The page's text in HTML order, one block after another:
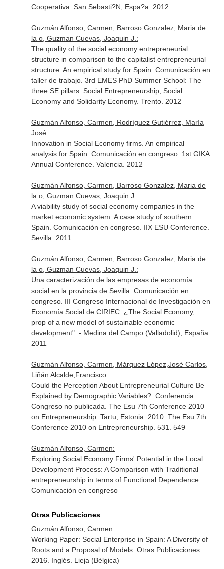
Cooperativa. San Sebasti?N, Espa?a. 2012
Guzmán Alfonso, Carmen, Barroso Gonzalez, Maria de
la o, Guzman Cuevas, Joaquin J.:
The quality of the social economy entrepreneurial
structure in comparison to the capitalist entrepreneurial
structure. An empirical study for Spain. Comunicación en
taller de trabajo. 3rd EMES PhD Summer School: The
three SE pillars: Social Entrepreneurship, Social
Economy and Solidarity Economy. Trento. 2012
Guzmán Alfonso, Carmen, Rodríguez Gutiérrez, María
José:
Innovation in Social Economy firms. An empirical
analysis for Spain. Comunicación en congreso. 1st GIKA
Annual Conference. Valencia. 2012
Guzmán Alfonso, Carmen, Barroso Gonzalez, Maria de
la o, Guzman Cuevas, Joaquin J.:
A viability study of social economy companies in the
market economic system. A case study of southern
Spain. Comunicación en congreso. IIX ESU Conference.
Sevilla. 2011
Guzmán Alfonso, Carmen, Barroso Gonzalez, Maria de
la o, Guzman Cuevas, Joaquin J.:
Una caracterización de las empresas de economía
social en la provincia de Sevilla. Comunicación en
congreso. III Congreso Internacional de Investigación en
Economía Social de CIRIEC: ¿The Social Economy,
prop of a new model of sustainable economic
development". - Medina del Campo (Valladolid), España.
2011
Guzmán Alfonso, Carmen, Márquez López,José Carlos,
Liñán Alcalde,Francisco:
Could the Perception About Entrepreneurial Culture Be
Explained by Demographic Variables?. Conferencia
Congreso no publicada. The Esu 7th Conference 2010
on Entrepreneurship. Tartu, Estonia. 2010. The Esu 7th
Conference 2010 on Entrepreneurship. 531. 549
Guzmán Alfonso, Carmen:
Exploring Social Economy Firms' Potential in the Local
Development Process: A Comparison with Traditional
entrepreneurship in terms of Functional Dependence.
Comunicación en congreso
Otras Publicaciones
Guzmán Alfonso, Carmen:
Working Paper: Social Enterprise in Spain: A Diversity of
Roots and a Proposal of Models. Otras Publicaciones.
2016. Inglés. Lieja (Bélgica)